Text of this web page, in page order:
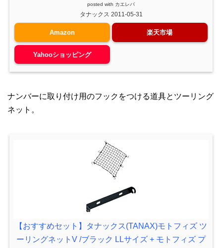
posted with カエレバ
タナックス 2011-05-31
Amazon 楽天市場
Yahooショッピング
ナンバーに取り付け用のフックをつける道具とツーリング
ネット。
【おすすめセット】タナックス(TANAX)モトフィズ ツ
ーリングネットV /ブラック LLサイズ + モトフィズ プ